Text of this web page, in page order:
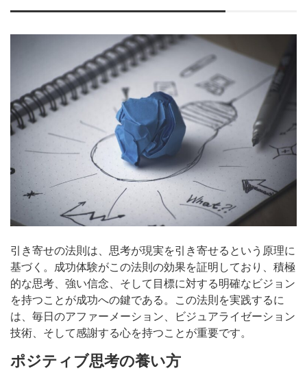
引き寄せの法則は、思考が現実を引き寄せるという原理に
基づく。成功体験がこの法則の効果を証明しており、積極
的な思考、強い信念、そして目標に対する明確なビジョン
を持つことが成功への鍵である。この法則を実践するに
は、毎日のアファーメーション、ビジュアライゼーション
技術、そして感謝する心を持つことが重要です。
ポジティブ思考の養い方